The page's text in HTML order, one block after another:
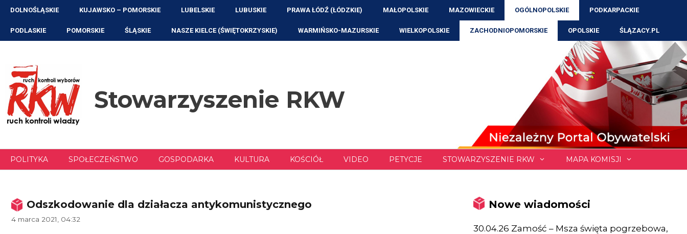
Przejdź
treści
DOLNOŚLĄSKIE KUJAWSKO – POMORSKIE LUBELSKIE LUBUSKIE PRAWA ŁÓDŹ (ŁÓDZKIE) MAŁOPOLSKIE MAZOWIECKIE OGÓLNOPOLSKIE PODKARPACKIE
PODLASKIE POMORSKIE ŚLĄSKIE NASZE KIELCE (ŚWIĘTOKRZYSKIE) WARMIŃSKO-MAZURSKIE WIELKOPOLSKIE ZACHODNIOPOMORSKIE OPOLSKIE ŚLĄZACY.PL
Stowarzyszenie RKW
POLITYKA SPOŁECZEŃSTWO GOSPODARKA KULTURA KOŚCIÓŁ VIDEO PETYCJE STOWARZYSZENIE RKW MAPA KOMISJI
Odszkodowanie dla działacza antykomunistycznego
4 marca 2021, 04:32
Nowe wiadomości
30.04.26 Zamość – Msza święta pogrzebowa,